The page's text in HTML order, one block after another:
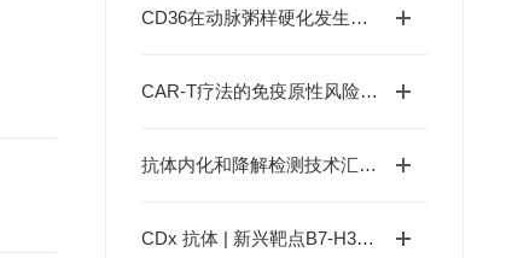
CD36在动脉粥样硬化发生发展中的多重作用?
CAR-T疗法的免疫原性风险能否被有效识别与管控？
抗体内化和降解检测技术汇总—助力ADC药物研发
CDx 抗体 | 新兴靶点B7-H3/H4，助力ADC药物研发